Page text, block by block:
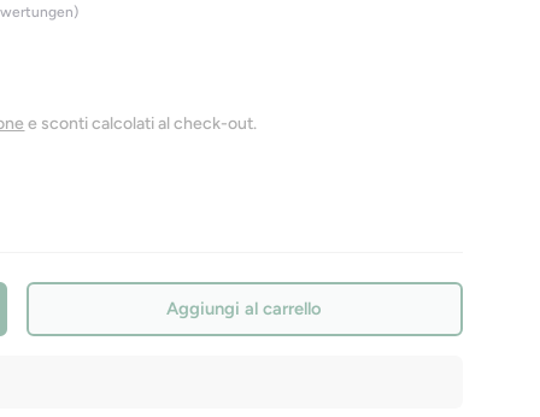
e sconti calcolati al check-out.
Aggiungi al carrello